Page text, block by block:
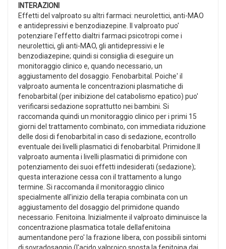
INTERAZIONI
Effetti del valproato su altri farmaci: neurolettici, anti-MAO
e antidepressivi e benzodiazepine. Il valproato puo'
potenziare l'effetto dialtri farmaci psicotropi come i
neurolettici, gli anti-MAO, gli antidepressivi e le
benzodiazepine; quindi si consiglia di eseguire un
monitoraggio clinico e, quando necessario, un
aggiustamento del dosaggio. Fenobarbital. Poiche' il
valproato aumenta le concentrazioni plasmatiche di
fenobarbital (per inibizione del catabolismo epatico) puo'
verificarsi sedazione soprattutto nei bambini. Si
raccomanda quindi un monitoraggio clinico per i primi 15
giorni del trattamento combinato, con immediata riduzione
delle dosi di fenobarbital in caso di sedazione, econtrollo
eventuale dei livelli plasmatici di fenobarbital. Primidone.Il
valproato aumenta i livelli plasmatici di primidone con
potenziamento dei suoi effetti indesiderati (sedazione);
questa interazione cessa con il trattamento a lungo
termine. Si raccomanda il monitoraggio clinico
specialmente all'inizio della terapia combinata con un
aggiustamento del dosaggio del primidone quando
necessario. Fenitoina. Inizialmente il valproato diminuisce la
concentrazione plasmatica totale dellafenitoina
aumentandone pero' la frazione libera, con possibili sintomi
di sovradosaggio (l'acido valproico sposta la fenitoina dai